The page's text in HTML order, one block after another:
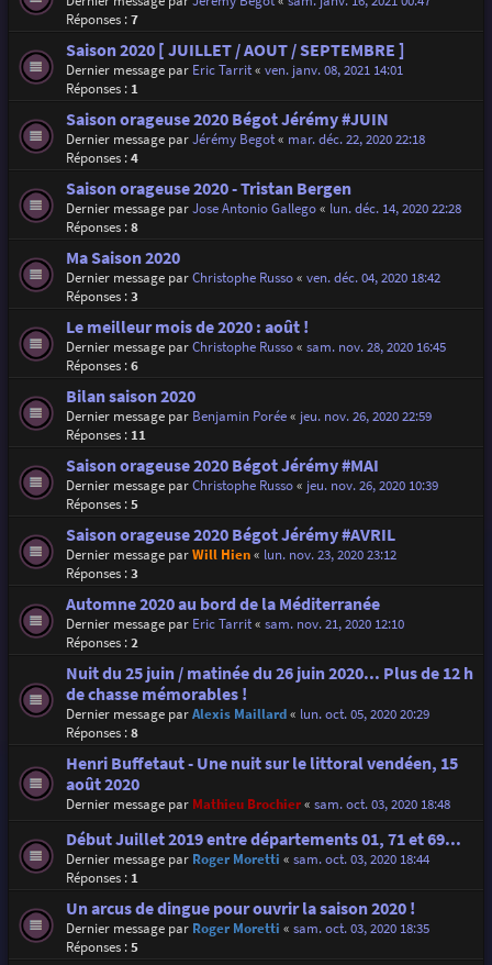
Réponses :7
Saison 2020 [ JUILLET / AOUT / SEPTEMBRE ]
Dernier message par Eric Tarrit« ven. janv. 08, 2021 14:01
Réponses : 1
Saison orageuse 2020 Bégot Jérémy #JUIN
Dernier message parJérémy Begot« mar. déc. 22, 2020 22:18
Réponses :4
Saison orageuse 2020 - Tristan Bergen
Dernier message parJose Antonio Gallego« lun. déc. 14, 2020 22:28
Réponses :8
Ma Saison 2020
Dernier message parChristophe Russo« ven. déc. 04, 2020 18:42
Réponses :3
Le meilleur mois de 2020 : août !
Dernier message parChristophe Russo« sam. nov. 28, 2020 16:45
Réponses :6
Bilan saison 2020
Dernier message par Benjamin Porée« jeu. nov. 26, 2020 22:59
Réponses : 11
Saison orageuse 2020 Bégot Jérémy #MAI
Dernier message parChristophe Russo« jeu. nov. 26, 2020 10:39
Réponses :5
Saison orageuse 2020 Bégot Jérémy #AVRIL
Dernier message parWill Hien« lun. nov. 23, 2020 23:12
Réponses :3
Automne 2020 au bord de la Méditerranée
Dernier message par Eric Tarrit« sam. nov. 21, 2020 12:10
Réponses :2
Nuit du 25 juin / matinée du 26 juin 2020... Plus de 12 h
de chasse mémorables !
Dernier message parAlexis Maillard« lun. oct. 05, 2020 20:29
Réponses :8
Henri Buffetaut - Une nuit sur le littoral vendéen, 15
août 2020
Dernier message par Mathieu Brochier« sam. oct. 03, 2020 18:48
Début Juillet 2019 entre départements 01, 71 et 69...
Dernier message par Roger Moretti « sam. oct. 03, 2020 18:44
Réponses : 1
Un arcus de dingue pour ouvrir la saison 2020 !
Dernier message par Roger Moretti « sam. oct. 03, 2020 18:35
Réponses :5